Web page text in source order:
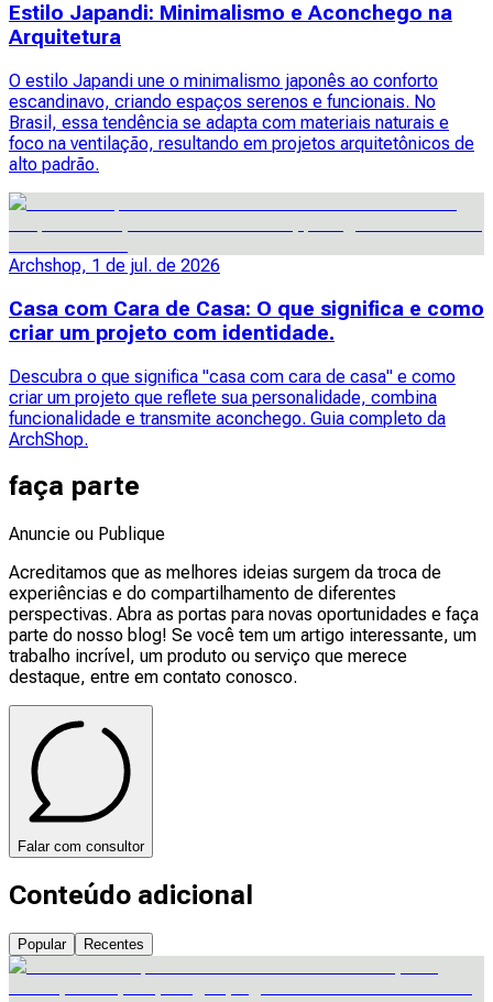
Estilo Japandi: Minimalismo e Aconchego na
Arquitetura
O estilo Japandi une o minimalismo japonês ao conforto
escandinavo, criando espaços serenos e funcionais. No
Brasil, essa tendência se adapta com materiais naturais e
foco na ventilação, resultando em projetos arquitetônicos de
alto padrão.
Archshop, 1 de jul. de 2026
Casa com Cara de Casa: O que significa e como
criar um projeto com identidade.
Descubra o que significa "casa com cara de casa" e como
criar um projeto que reflete sua personalidade, combina
funcionalidade e transmite aconchego. Guia completo da
ArchShop.
faça parte
Anuncie ou Publique
Acreditamos que as melhores ideias surgem da troca de
experiências e do compartilhamento de diferentes
perspectivas. Abra as portas para novas oportunidades e faça
parte do nosso blog! Se você tem um artigo interessante, um
trabalho incrível, um produto ou serviço que merece
destaque, entre em contato conosco.
Falar com consultor
Conteúdo adicional
Popular Recentes